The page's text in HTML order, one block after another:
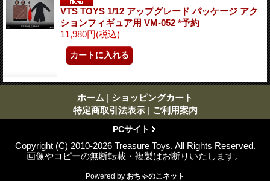
VTS TOYS 1/12 アップグレード パッケージ アク
ションフィギュア用 VM-052 *予約
11,980円(税込)
ホーム | ショッピングカート
特定商取引法表示 | ご利用案内
PCサイト
Copyright (C) 2010-2026 Treasure Toys. All Rights Reserved.
画像やコピーの無断転載・複製はお断りいたします。
Powered by おちゃのこネット